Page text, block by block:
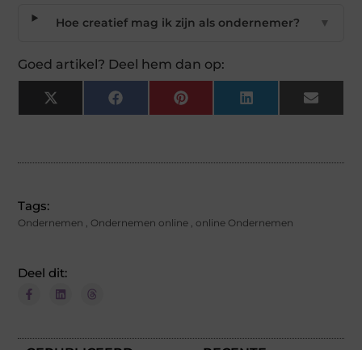
Hoe creatief mag ik zijn als ondernemer? ▼
Goed artikel? Deel hem dan op:
X
(Twitter)
Facebook Pinterest LinkedIn Email
Tags:
Ondernemen Ondernemen online online Ondernemen
Deel dit: